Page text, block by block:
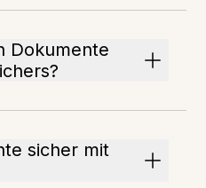
Dokumente
sicher mit